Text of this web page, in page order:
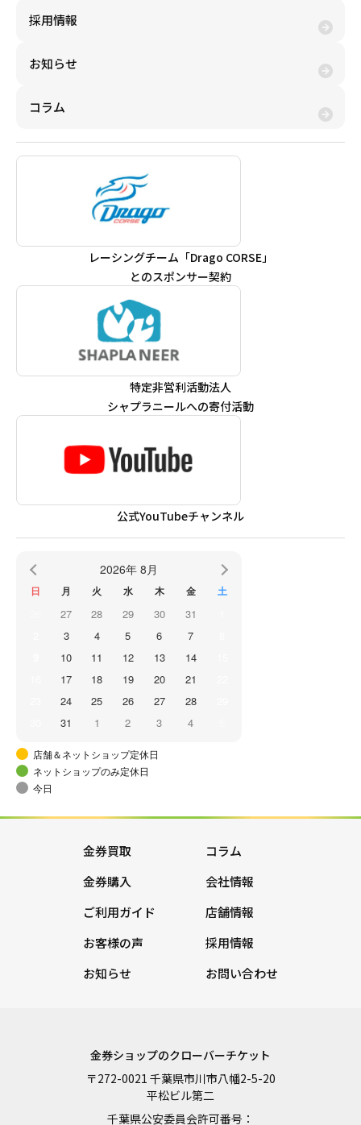
採用情報
お知らせ
コラム
レーシングチーム「Drago CORSE」
とのスポンサー契約
特定非営利活動法人
シャプラニールへの寄付活動
公式YouTubeチャンネル
2026年 8月
日 月 火 水 木 金 土
27 28 29 30 31
3 4 5 6 7
10 11 12 13 14
17 18 19 20 21
24 25 26 27 28
31 1 2 3 4
店舗＆ネットショップ定休日
ネットショップのみ定休日
今日
金券買取
金券購入
ご利用ガイド
お客様の声
お知らせ
コラム
会社情報
店舗情報
採用情報
お問い合わせ
金券ショップのクローバーチケット
〒272-0021 千葉県市川市八幡2-5-20
平松ビル第二
千葉県公安委員会許可番号：